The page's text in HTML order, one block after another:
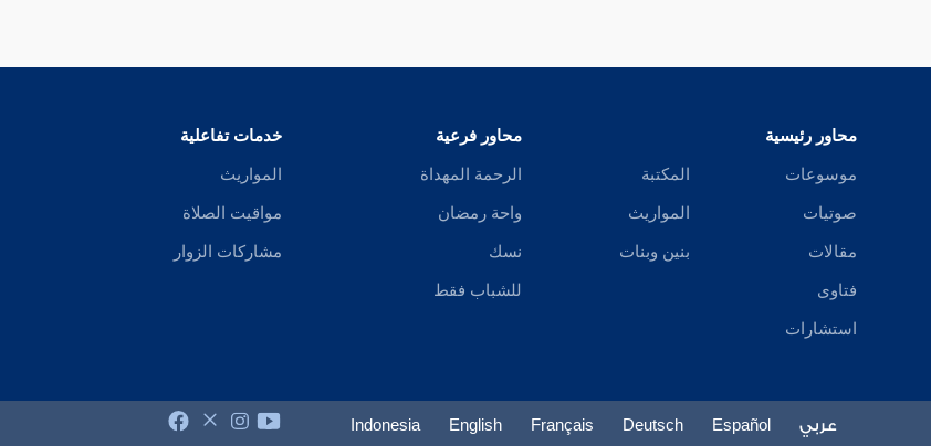
كتاب البيوع
كتاب الوصايا
كتاب فضائل القرآن
محاور رئيسية
موسوعات
صوتيات
مقالات
فتاوى
استشارات
المكتبة
المواريث
بنين وبنات
محاور فرعية
الرحمة المهداة
واحة رمضان
نسك
للشباب فقط
خدمات تفاعلية
المواريث
مواقيت الصلاة
مشاركات الزوار
عربي Español
Deutsch
Français
English
Indonesia